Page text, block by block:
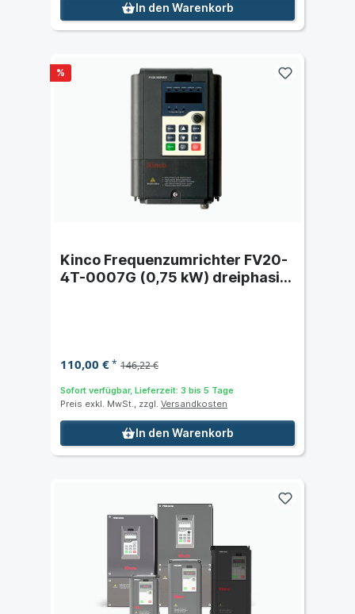
In den Warenkorb
%
Kinco Frequenzumrichter FV20-
4T-0007G (0,75 kW) dreiphasig
110,00 €* 146,22 €
Sofort verfügbar, Lieferzeit: 3 bis 5 Tage
Preis exkl. MwSt., zzgl. Versandkosten
In den Warenkorb